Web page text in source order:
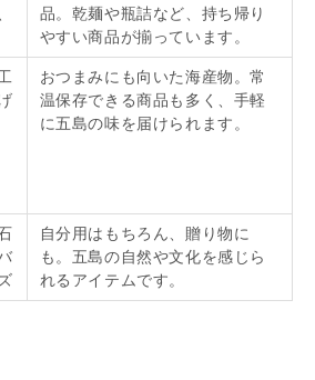
品。乾麺や瓶詰など、持ち帰り
やすい商品が揃っています。
おつまみにも向いた海産物。常
温保存できる商品も多く、手軽
に五島の味を届けられます。
自分用はもちろん、贈り物に
も。五島の自然や文化を感じら
れるアイテムです。